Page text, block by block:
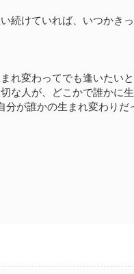
続けていれば、いつかきっ
れ変わってでも逢いたい
な人が、どこかで誰かに
分が誰かの生まれ変わりだ